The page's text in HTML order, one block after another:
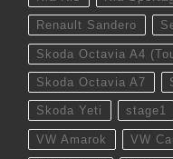
Renault Sandero
Skoda Octavia A4
Skoda Octavia A7
Skoda Yeti stage1
VW Amarok VW